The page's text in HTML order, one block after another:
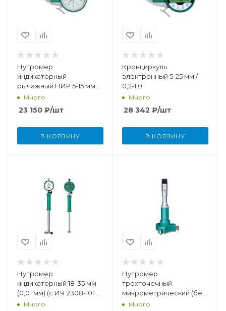
Нутромер
индикаторный
рычажный НИР 5-15 мм
(0,01 мм)
Много
23 150 ₽/шт
В КОРЗИНУ
Кронциркуль
электронный 5-25 мм /
0,2-1,0"
Много
28 342 ₽/шт
В КОРЗИНУ
Нутромер
индикаторный 18-35 мм
(0,01 мм) (с ИЧ 2308-10FA,
без установочного
Много
Нутромер
трехточечный
микрометрический (без
установочного кольца)
Много